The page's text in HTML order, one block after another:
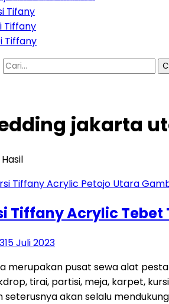
Tifany
Tiffany
Tiffany
jakarta
Tiffany Acrylic
15 Juli 2023
merupakan pusat sewa alat
tirai, partisi, meja, karpet,
seterusnya akan selalu